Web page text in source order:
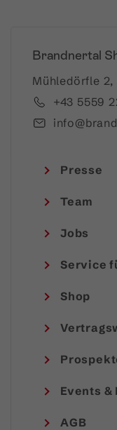
Brandnertal
Mühledörfle 2,
+43 5559
Presse
Team
Jobs
Service
Shop
Events &
AGB